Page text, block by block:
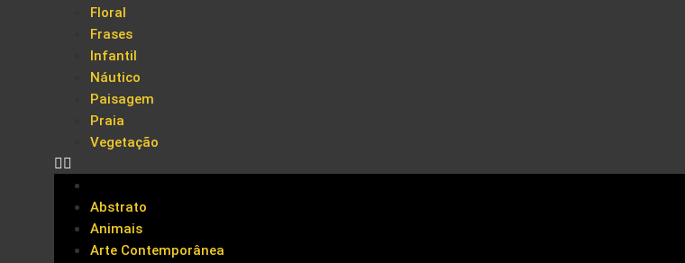
Floral
Frases
Infantil
Náutico
Paisagem
Praia
Vegetação
Abstrato
Animais
Arte Contemporânea